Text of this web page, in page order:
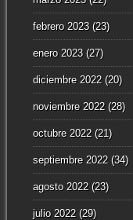
febrero 2023(23)
enero 2023(27)
diciembre 2022(20)
noviembre 2022(28)
octubre 2022(21)
septiembre 2022(34)
agosto 2022(23)
julio 2022(29)